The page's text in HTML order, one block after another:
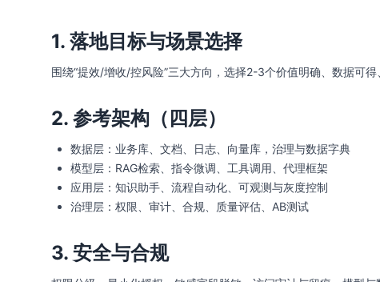
1. 落地目标与场景选择
围绕“提效/增收/控风险”三大方向，选择2-3个价值明确、数据可
2. 参考架构（四层）
数据层：业务库、文档、日志、向量库，治理与数据字典
模型层：RAG检索、指令微调、工具调用、代理框架
应用层：知识助手、流程自动化、可观测与灰度控制
治理层：权限、审计、合规、质量评估、AB测试
3. 安全与合规